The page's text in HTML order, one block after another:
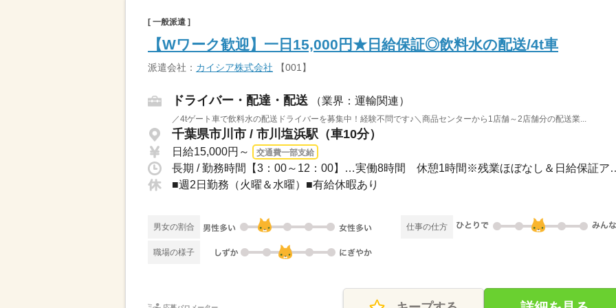
[ 一般派遣 ]
【Wワーク歓迎】一日15,000円★日給保証◎飲料水の配送/4t車
派遣会社： カイシア株式会社 【001】
ドライバー・配達・配送 （業界：運輸関連）
／4tゲート車で飲料水の配送ドライバーを募集中！経験不問です♪＼商品センターから1店舗～2店舗分の配送業...
千葉県市川市 / 市川塩浜駅（車10分）
日給15,000円～ 交通費一部支給
長期 / 勤務時間【3：00～12：00
■週2日勤務（火曜＆水曜）■有給休暇あり
男女の割合 仕事の仕方
職場の様子